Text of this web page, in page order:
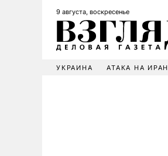
9 августа, воскресенье
УКРАИНА АТАКА НА ИРАН